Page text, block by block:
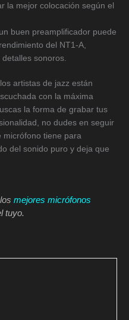
la mejor colocación según el
buen preamplificador puede
del NT1-A,
sonoros.
artistas de jazz están
con la máxima
la forma de grabar tus
no dudes en seguir
micrófono tiene para
del sonido puro y deja que
losmejores micrófonos
tuyo.